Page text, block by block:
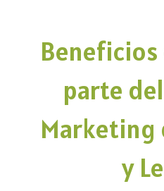
parte
Marketing
y